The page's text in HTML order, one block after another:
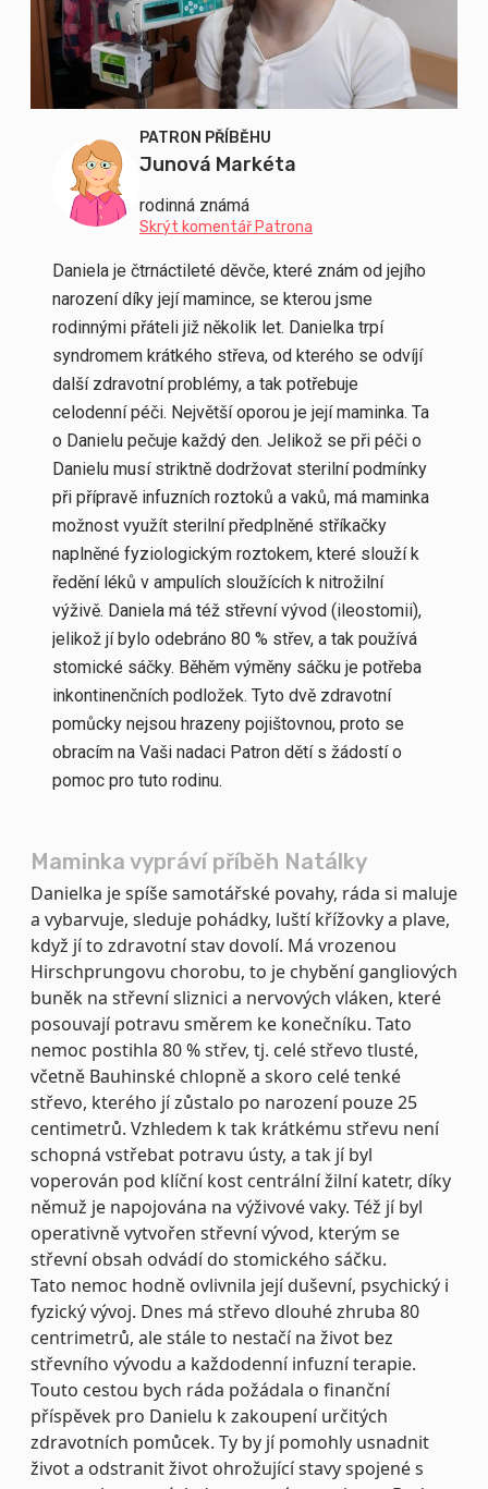
PATRON PŘÍBĚHU
Junová Markéta
rodinná známá
Skrýt komentář Patrona
Daniela je čtrnáctileté děvče, které znám od jejího
narození díky její mamince, se kterou jsme
rodinnými přáteli již několik let. Danielka trpí
syndromem krátkého střeva, od kterého se odvíjí
další zdravotní problémy, a tak potřebuje
celodenní péči. Největší oporou je její maminka. Ta
o Danielu pečuje každý den. Jelikož se při péči o
Danielu musí striktně dodržovat sterilní podmínky
při přípravě infuzních roztoků a vaků, má maminka
možnost využít sterilní předplněné stříkačky
naplněné fyziologickým roztokem, které slouží k
ředění léků v ampulích sloužících k nitrožilní
výživě. Daniela má též střevní vývod (ileostomii),
jelikož jí bylo odebráno 80 % střev, a tak používá
stomické sáčky. Běhěm výměny sáčku je potřeba
inkontinenčních podložek. Tyto dvě zdravotní
pomůcky nejsou hrazeny pojištovnou, proto se
obracím na Vaši nadaci Patron dětí s žádostí o
pomoc pro tuto rodinu.
Maminka vypráví příběh Natálky
Danielka je spíše samotářské povahy, ráda si maluje
a vybarvuje, sleduje pohádky, luští křížovky a plave,
když jí to zdravotní stav dovolí. Má vrozenou
Hirschprungovu chorobu, to je chybění gangliových
buněk na střevní sliznici a nervových vláken, které
posouvají potravu směrem ke konečníku. Tato
nemoc postihla 80 % střev, tj. celé střevo tlusté,
včetně Bauhinské chlopně a skoro celé tenké
střevo, kterého jí zůstalo po narození pouze 25
centimetrů. Vzhledem k tak krátkému střevu není
schopná vstřebat potravu ústy, a tak jí byl
voperován pod klíční kost centrální žilní katetr, díky
němuž je napojována na výživové vaky. Též jí byl
operativně vytvořen střevní vývod, kterým se
střevní obsah odvádí do stomického sáčku.
Tato nemoc hodně ovlivnila její duševní, psychický i
fyzický vývoj. Dnes má střevo dlouhé zhruba 80
centrimetrů, ale stále to nestačí na život bez
střevního vývodu a každodenní infuzní terapie.
Touto cestou bych ráda požádala o finanční
příspěvek pro Danielu k zakoupení určitých
zdravotních pomůcek. Ty by jí pomohly usnadnit
život a odstranit život ohrožující stavy spojené s